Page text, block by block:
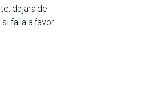
dejará de
si falla a favor